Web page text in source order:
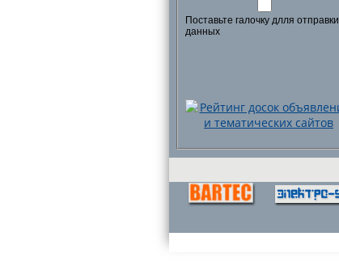
Поставьте галочку длля отправки
данных